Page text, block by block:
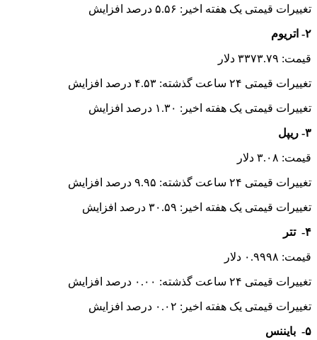
تغییرات قیمتی یک هفته اخیر: ۱.۷۹ درصد افزایش
۶- سولانا
قیمت: ۲۰۱.۸۱ دلار
تغییرات قیمتی ۲۴ ساعت گذشته: ۶.۶۳ درصد افزایش
تغییرات قیمتی یک هفته اخیر: ۳.۶۱ درصد افزایش
۷- دوج کوین
قیمت: ۰.۳۷۷دلار
تغییرات قیمتی ۲۴ ساعت گذشته: ۳.۸۵ درصد افزایش
تغییرات قیمتی یک هفته اخیر: ۱۱.۱۳ درصد افزایش
۸- یو اس دی کوین
قیمت: ۰.۹۹۹۹ دلار
تغییرات قیمتی ۲۴ ساعت گذشته: ۰.۰۱ درصد کاهش
تغییرات قیمتی یک هفته اخیر: ۰.۰۰ درصد افزایش
۹- کاردانو